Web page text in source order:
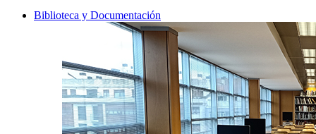
Biblioteca y Documentación